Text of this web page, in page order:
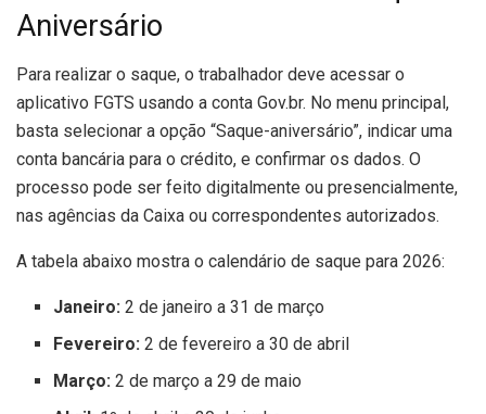
Aniversário
Para realizar o saque, o trabalhador deve acessar o
aplicativo FGTS usando a conta Gov.br. No menu principal,
basta selecionar a opção “Saque-aniversário”, indicar uma
conta bancária para o crédito, e confirmar os dados. O
processo pode ser feito digitalmente ou presencialmente,
nas agências da Caixa ou correspondentes autorizados.
A tabela abaixo mostra o calendário de saque para 2026:
Janeiro: 2 de janeiro a 31 de março
Fevereiro: 2 de fevereiro a 30 de abril
Março: 2 de março a 29 de maio